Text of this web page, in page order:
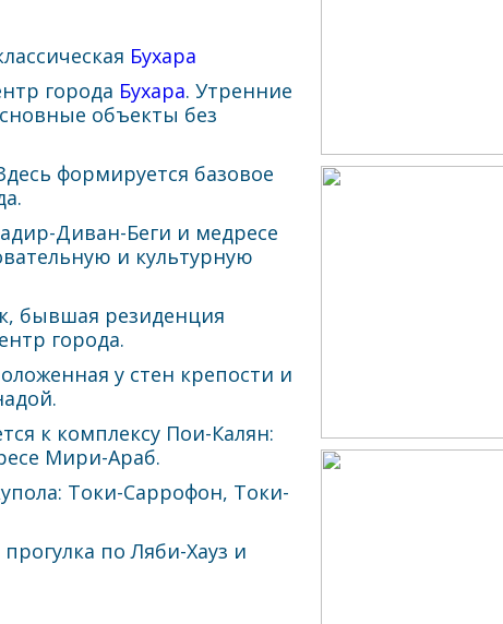
Бухара
города Бухара. Утренние
объекты без
формируется базовое
Диван-Беги и медресе
и культурную
бывшая резиденция
города.
у стен крепости и
к комплексу Пои-Калян:
Мири-Араб.
Токи-Саррофон, Токи-
по Ляби-Хауз и